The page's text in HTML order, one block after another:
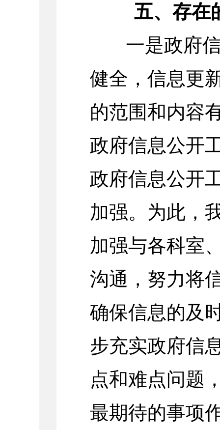
五、存在
一是政府
健全，信息更
的范围和内容
政府信息公开
政府信息公开
加强。 为此，
加强与各科室
沟通，努力将
确保信息的及
步充实政府信
点和难点问题
最期待的事项